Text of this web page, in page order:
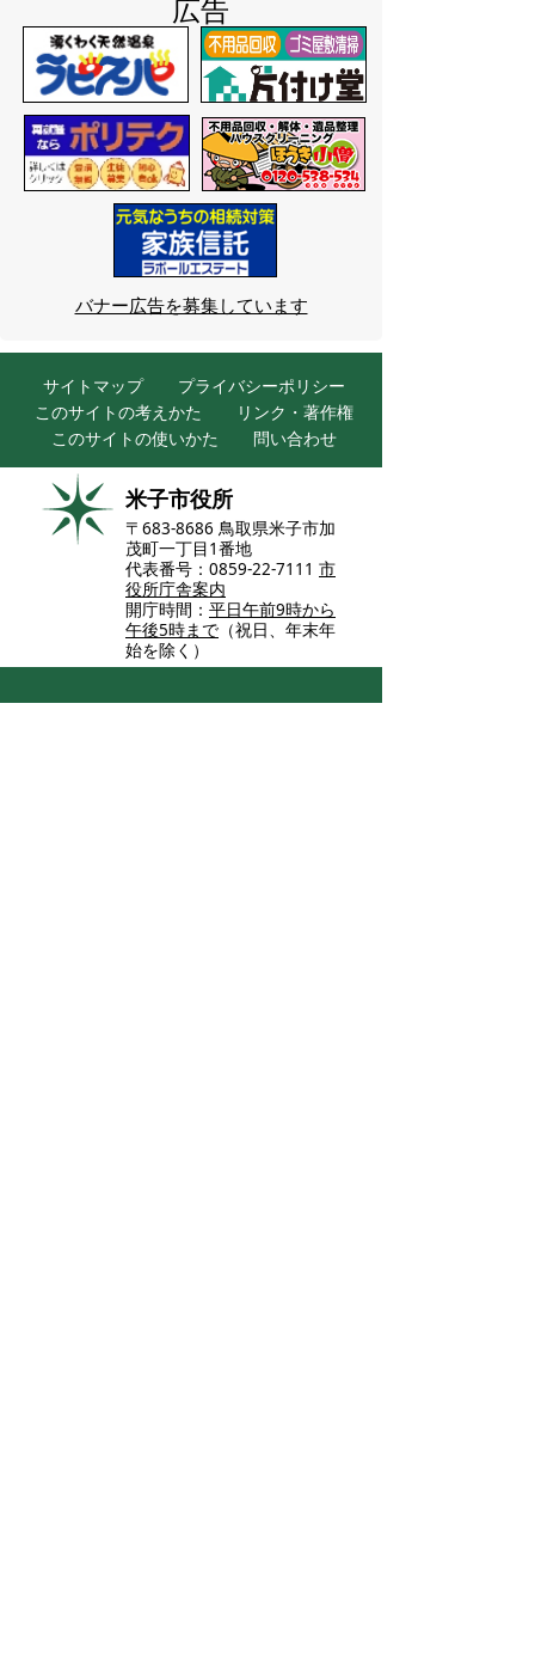
広告
バナー広告を募集しています
サイトマップ
プライバシーポリシー
このサイトの考えかた
リンク・著作権
このサイトの使いかた
問い合わせ
米子市役所
〒683-8686 鳥取県米子市加
茂町一丁目1番地
代表番号：0859-22-7111 市
役所庁舎案内
開庁時間： 平日午前9時から
午後5時まで （祝日、年末年
始を除く）